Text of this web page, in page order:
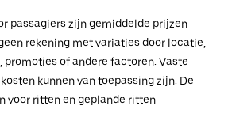
passagiers zijn gemiddelde prijzen
rekening met variaties door locatie,
promoties of andere factoren. Vaste
kunnen van toepassing zijn. De
voor ritten en geplande ritten